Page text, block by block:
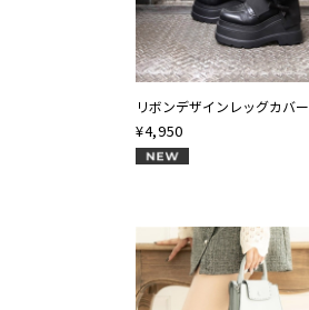
リボンデザインレッグカバー
¥4,950